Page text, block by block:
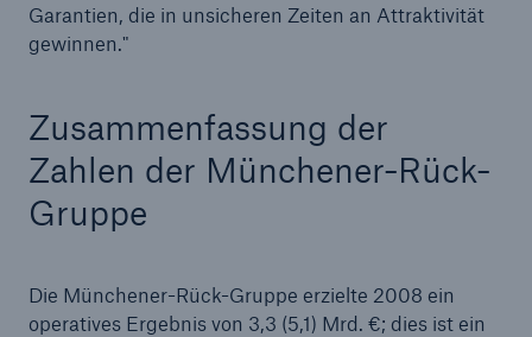
Garantien, die in unsicheren Zeiten an Attraktivität
gewinnen."
Zusammenfassung der
Zahlen der Münchener-Rück-
Gruppe
Die Münchener-Rück-Gruppe erzielte 2008 ein
operatives Ergebnis von 3,3 (5,1) Mrd. €; dies ist ein